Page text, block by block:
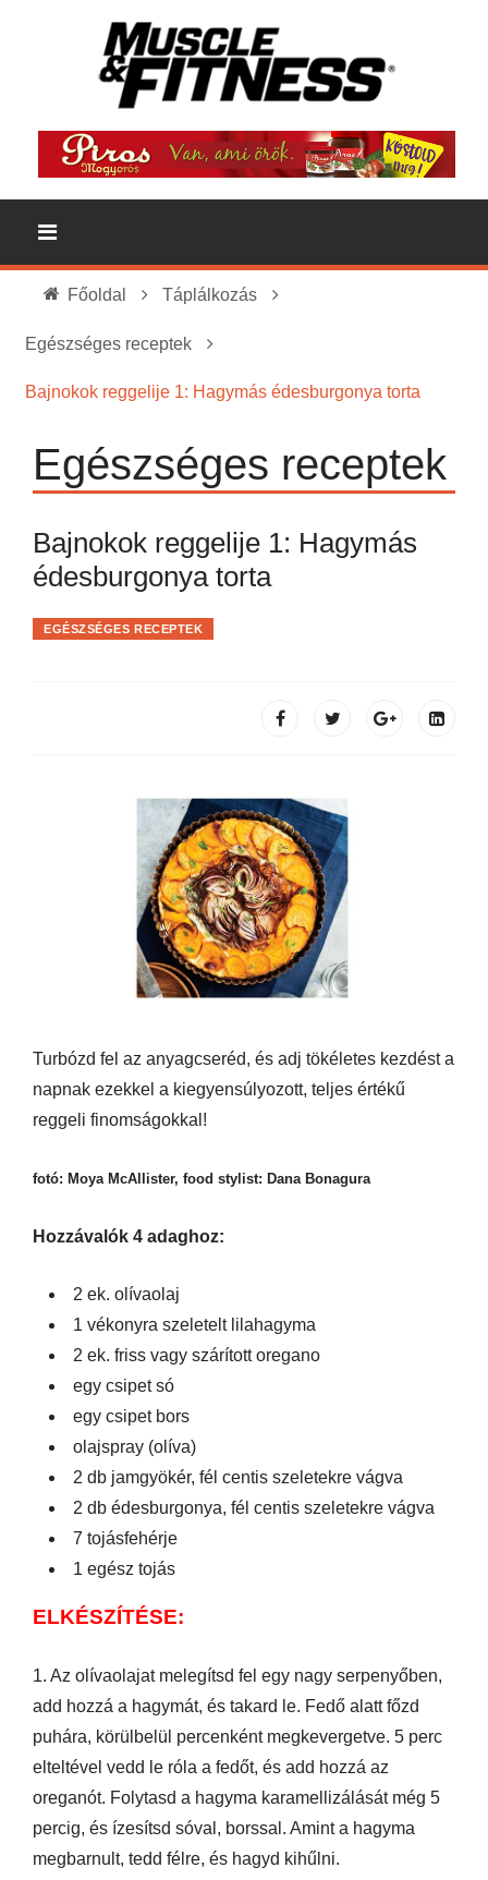
Főoldal Táplálkozás
Egészséges receptek
Bajnokok reggelije 1: Hagymás édesburgonya torta
Egészséges receptek
Bajnokok reggelije 1: Hagymás
édesburgonya torta
EGÉSZSÉGES RECEPTEK
Turbózd fel az anyagcseréd, és adj tökéletes kezdést a
napnak ezekkel a kiegyensúlyozott, teljes értékű
reggeli finomságokkal!
fotó: Moya McAllister, food stylist: Dana Bonagura
Hozzávalók 4 adaghoz:
2 ek. olívaolaj
1 vékonyra szeletelt lilahagyma
2 ek. friss vagy szárított oregano
egy csipet só
egy csipet bors
olajspray (olíva)
2 db jamgyökér, fél centis szeletekre vágva
2 db édesburgonya, fél centis szeletekre vágva
7 tojásfehérje
1 egész tojás
ELKÉSZÍTÉSE:
1. Az olívaolajat melegítsd fel egy nagy serpenyőben,
add hozzá a hagymát, és takard le. Fedő alatt főzd
puhára, körülbelül percenként megkevergetve. 5 perc
elteltével vedd le róla a fedőt, és add hozzá az
oreganót. Folytasd a hagyma karamellizálását még 5
percig, és ízesítsd sóval, borssal. Amint a hagyma
megbarnult, tedd félre, és hagyd kihűlni.